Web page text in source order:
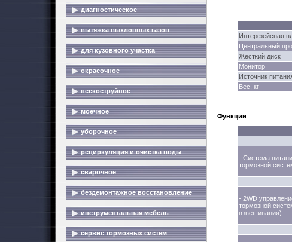
диагностическое
вытяжка выхлопных газов
для кузовного участка
окрасочное
пескоструйное
моечное
уборочное
рециркуляция и очистка воды
сварочное
бездемонтажное восстановление
инструментальная мебель
сервис тормозных систем
Интерфейсная
Центральный
Жесткий диск
Монитор
Источник
Вес, кг
Функции
- Система
тормозной
- 2WD
тормозной
взвешивания)